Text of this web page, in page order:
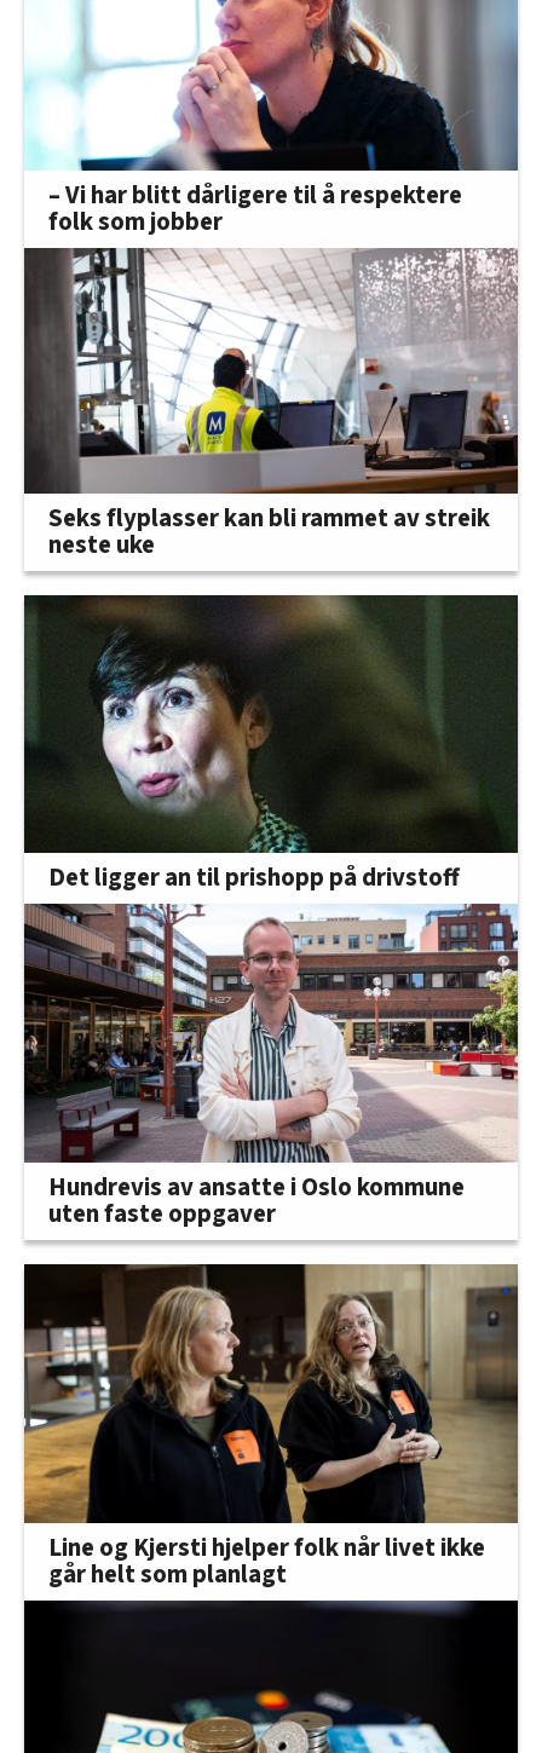
– Vi har blitt dårligere til å respektere
folk som jobber
Seks flyplasser kan bli rammet av streik
neste uke
Det ligger an til prishopp på drivstoff
Hundrevis av ansatte i Oslo kommune
uten faste oppgaver
Line og Kjersti hjelper folk når livet ikke
går helt som planlagt